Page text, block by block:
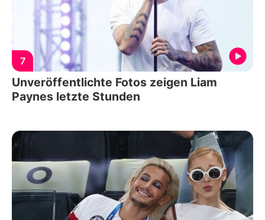
7
Unveröffentlichte Fotos zeigen Liam
Paynes letzte Stunden